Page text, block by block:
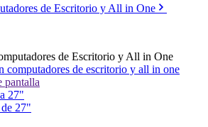
de Escritorio y All in One
de Escritorio y All in One
computadores de escritorio y all in one
pantalla
27"
de 27"